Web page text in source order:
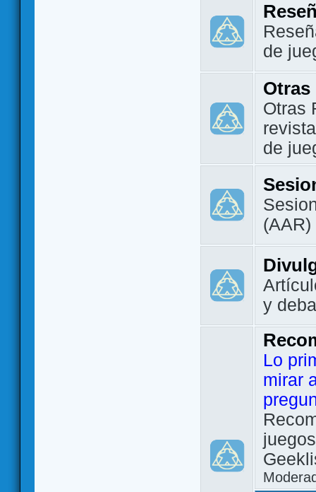
de
Otras
Otras
de
(AAR)
y
Lo
mirar